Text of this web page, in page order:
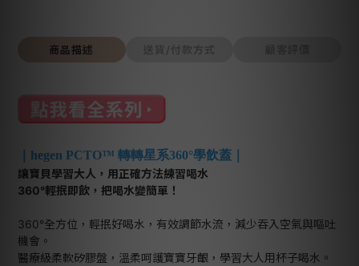
商品描述
｜hegen PCTO™ 轉轉星系360°學飲蓋｜
讓寶貝學習大人，用正確方法練習喝水
360°輕抿即飲，把喝水變簡單！
360°全方位，輕抿好喝水，有效調節水流，減少吞入空氣與嘔吐
機會。
醫療級柔軟矽膠盤，溫柔呵護寶寶牙齦，學習大人用杯子喝水。